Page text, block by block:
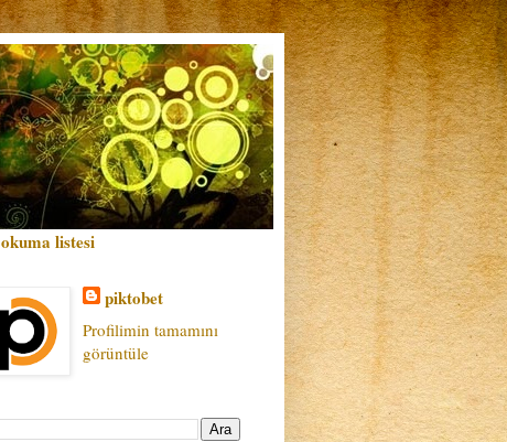
okuma listesi
piktobet
Profilimin tamamını
görüntüle